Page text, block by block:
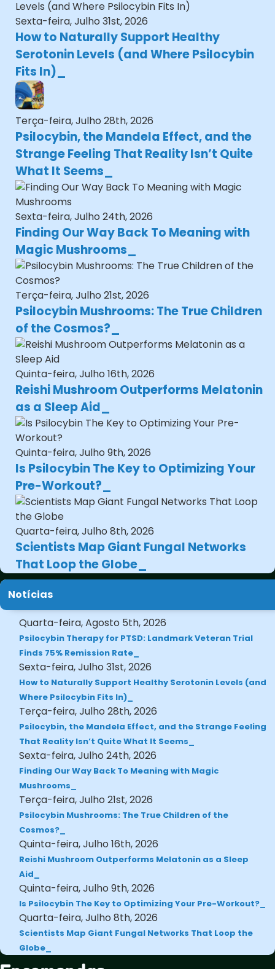
Sexta-feira, Julho 31st, 2026
How to Naturally Support Healthy
Serotonin Levels (and Where Psilocybin
Fits In)
Terça-feira, Julho 28th, 2026
Psilocybin, the Mandela Effect, and the
Strange Feeling That Reality Isn’t Quite
What It Seems
Sexta-feira, Julho 24th, 2026
Finding Our Way Back To Meaning with
Magic Mushrooms
Terça-feira, Julho 21st, 2026
Psilocybin Mushrooms: The True Children
of the Cosmos?
Quinta-feira, Julho 16th, 2026
Reishi Mushroom Outperforms Melatonin
as a Sleep Aid
Quinta-feira, Julho 9th, 2026
Is Psilocybin The Key to Optimizing Your
Pre-Workout?
Quarta-feira, Julho 8th, 2026
Scientists Map Giant Fungal Networks
That Loop the Globe
Notícias
Quarta-feira, Agosto 5th, 2026
Psilocybin Therapy for PTSD: Landmark Veteran Trial
Finds 75% Remission Rate
Sexta-feira, Julho 31st, 2026
How to Naturally Support Healthy Serotonin Levels (and
Where Psilocybin Fits In)
Terça-feira, Julho 28th, 2026
Psilocybin, the Mandela Effect, and the Strange Feeling
That Reality Isn’t Quite What It Seems
Sexta-feira, Julho 24th, 2026
Finding Our Way Back To Meaning with Magic
Mushrooms
Terça-feira, Julho 21st, 2026
Psilocybin Mushrooms: The True Children of the
Cosmos?
Quinta-feira, Julho 16th, 2026
Reishi Mushroom Outperforms Melatonin as a Sleep
Aid
Quinta-feira, Julho 9th, 2026
Is Psilocybin The Key to Optimizing Your Pre-Workout?
Quarta-feira, Julho 8th, 2026
Scientists Map Giant Fungal Networks That Loop the
Globe